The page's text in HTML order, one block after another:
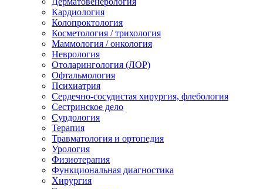
Кардиология
Колопроктология
Косметология / трихология
Маммология / онкология
Неврология
Отоларингология (ЛОР)
Офтальмология
Психиатрия
Сердечно-сосудистая хирургия, флебология
Сестринское дело
Сурдология
Терапия
Травматология и ортопедия
Урология
Физиотерапия
Функциональная диагностика
Хирургия